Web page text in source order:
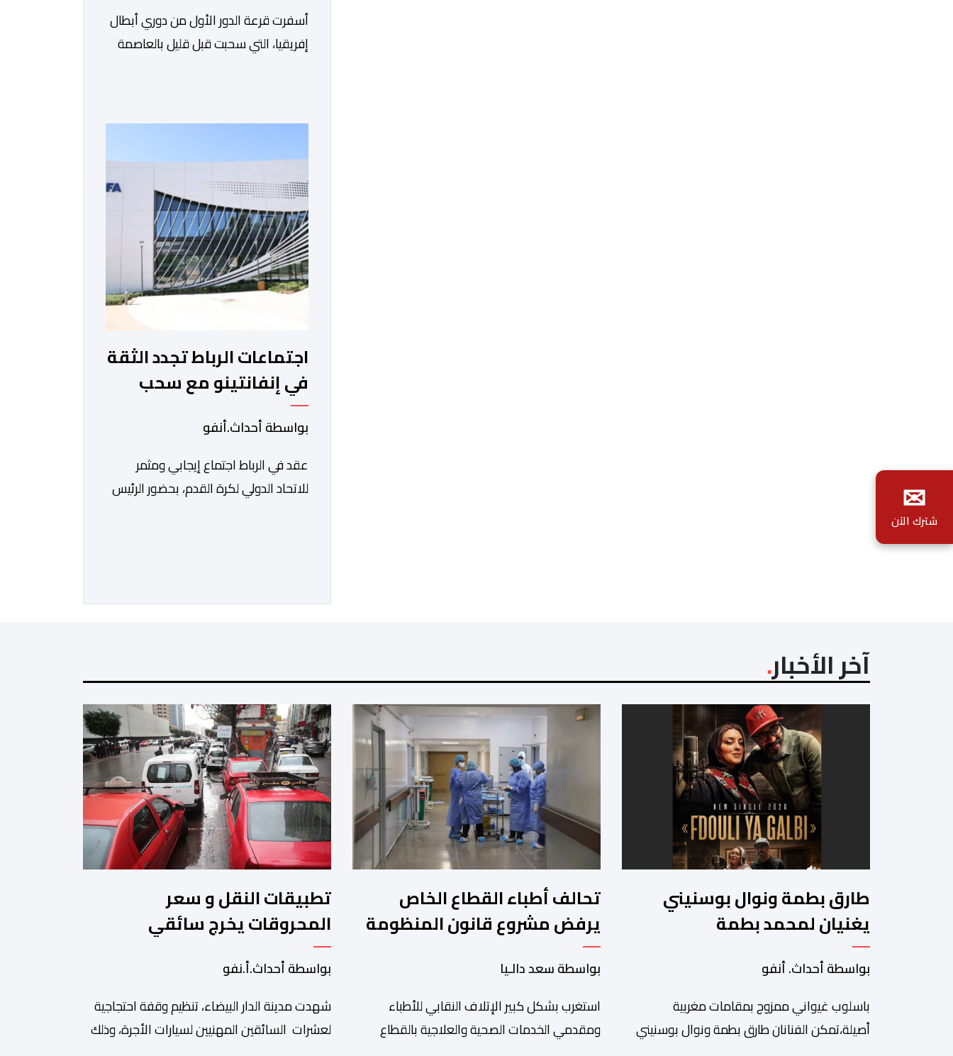
أسفرت قرعة الدور الأول من دوري أبطال
إفريقيا، التي سحبت قبل قليل بالعاصمة
موعد في هذا الدور مع الفائز من المباراة
التي تجمع بين ستار سبورت السييراليوني
ونادي المدينة الغامبي، حيث يطمح
الفريق […]
اجتماعات الرباط تجدد الثقة
في إنفانتينو مع سحب
مشروع الفيفا
بواسطة أحداث.أنفو
عقد في الرباط اجتماع إيجابي ومثمر
للاتحاد الدولي لكرة القدم، بحضور الرئيس
الثقة المتبادلة بين القيادة التنفيذية
الوحيد المباشر والمنتخب من قِبل 211
اتحادا […]
آخر الأخبار
طارق بطمة ونوال بوسنيني
يغنيان لمحمد بطمة
بواسطة أحداث. أنفو
باسلوب غيواني ممزوج بمقامات مغربية
أصيلة،تمكن الفنانان طارق بطمة ونوال بوسنيني
تحالف أطباء القطاع الخاص
يرفض مشروع قانون المنظومة
المعلوماتية الصحية الوطنية
المندمجة
بواسطة سعد دالـيا
استغرب بشكل كبير الإتلاف النقابي للأطباء
ومقدمي الخدمات الصحية والعلاجية بالقطاع
تطبيقات النقل و سعر
المحروقات يخرج سائقي
الطاكسيات للاحتجاج
بواسطة أحداث.أ.نفو
شهدت مدينة الدار البيضاء، تنظيم وقفة احتجاجية
لعشرات السائقين المهنيين لسيارات الأجرة، وذلك
✉
شترك الآن